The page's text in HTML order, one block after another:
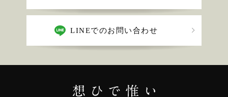
LINEでのお問い合わせ